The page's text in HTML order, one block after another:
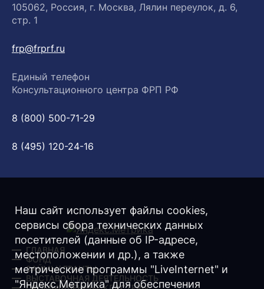
105062, Россия, г. Москва, Лялин переулок, д. 6,
стр. 1
frp@frprf.ru
Единый телефон
Консультационного центра ФРП РФ
8 (800) 500-71-29
8 (495) 120-24-16
ГЛАВНАЯ
ФОНД
ЗАЙМЫ/ ГРАНТЫ
ВЫСТАВОЧНАЯ ДЕЯТЕЛЬНОСТЬ
Наш сайт использует файлы cookies,
сервисы сбора технических данных
посетителей (данные об IP-адресе,
местоположении и др.), а также
метрические программы "LiveInternet" и
"Яндекс.Метрика" для обеспечения